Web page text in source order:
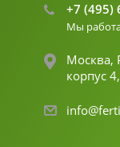
+7 (495)
Мы
Москва,
корпус